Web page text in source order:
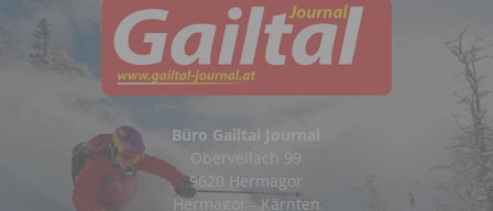
Büro Gailtal Journal
Obervellach 99
9620 Hermagor
Hermagor - Kärnten